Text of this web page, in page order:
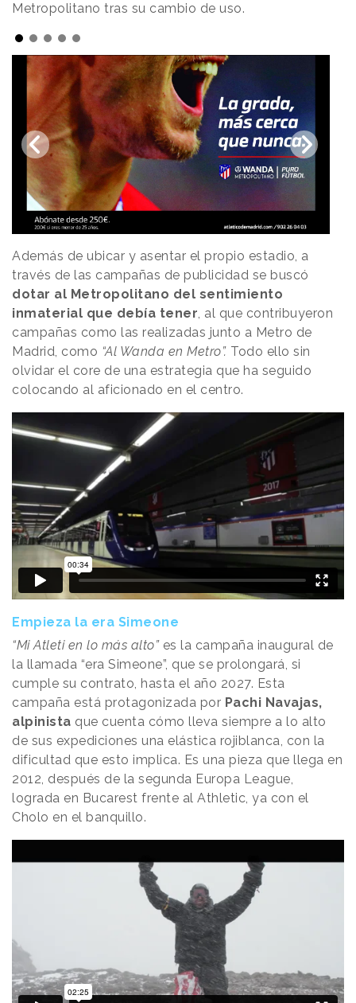
Metropolitano tras su cambio de uso.
Además de ubicar y asentar el propio estadio, a
través de las campañas de publicidad se buscó
dotar al Metropolitano del sentimiento
inmaterial que debía tener, al que contribuyeron
campañas como las realizadas junto a Metro de
Madrid, como “Al Wanda en Metro”. Todo ello sin
olvidar el core de una estrategia que ha seguido
colocando al aficionado en el centro.
Empieza la era Simeone
“Mi Atleti en lo más alto”es la campaña inaugural de
la llamada “era Simeone”, que se prolongará, si
cumple su contrato, hasta el año 2027. Esta
campaña está protagonizada por Pachi Navajas,
alpinista que cuenta cómo lleva siempre a lo alto
de sus expediciones una elástica rojiblanca, con la
dificultad que esto implica. Es una pieza que llega en
2012, después de la segunda Europa League,
lograda en Bucarest frente al Athletic, ya con el
Cholo en el banquillo.